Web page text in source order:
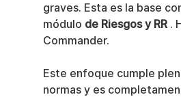
graves. Esta es la base
módulo de Riesgos y RR .
Commander.
Este enfoque cumple
normas y es